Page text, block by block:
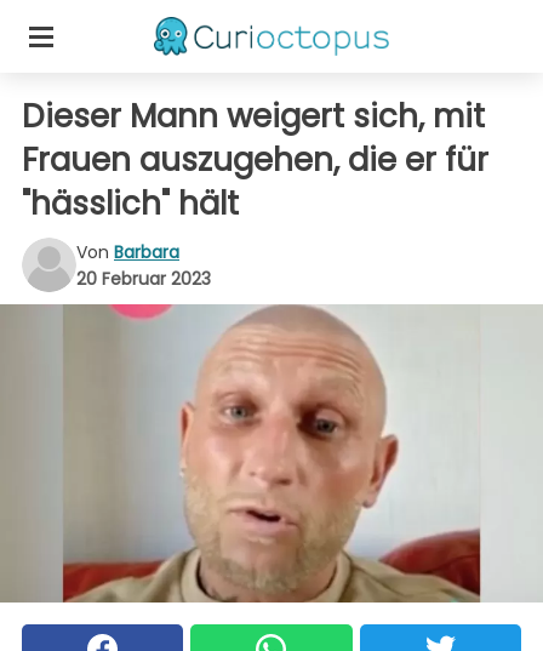
Dieser Mann weigert sich, mit
Frauen auszugehen, die er für
"hässlich" hält
Von Barbara
20 Februar 2023